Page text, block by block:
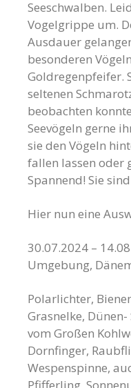
Seeschwalben.
Vogelgrippe um.
Ausdauer
besonderen
Goldregenpfeifer.
seltenen
beobachten
Seevögeln gerne
sie den Vögeln
fallen lassen oder
Spannend! Sie
Hier nun eine
30.07.2024 –
Umgebung,
Polarlichter,
Grasnelke,
vom Großen
Dornfinger,
Wespenspinne,